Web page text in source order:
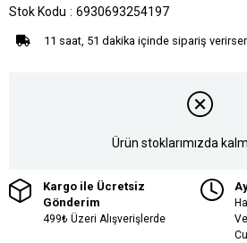
Stok Kodu
6930693254197
11 saat, 51 dakika içinde sipariş
Ürün stoklarımızda
Kargo ile Ücretsiz
Gönderim
499₺ Üzeri Alışverişlerde